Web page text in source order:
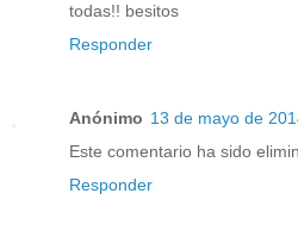
todas!! besitos
Responder
Anónimo 13 de mayo de
Este comentario ha sido
Responder